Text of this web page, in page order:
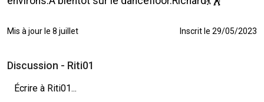
Mis à jour le 8 juillet Inscrit le 29/05/2023
Discussion - Riti01
Écrire à Riti01...